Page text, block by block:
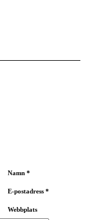
Namn*
E-postadress*
Webbplats